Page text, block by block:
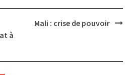
à
Mali : crise de pouvoir